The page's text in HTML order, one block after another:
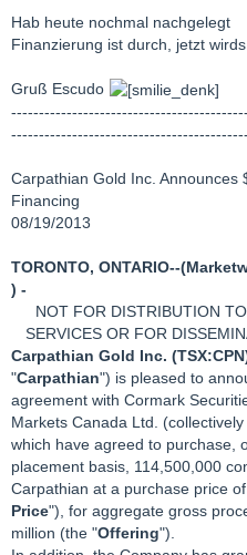
Hab heute nochmal nachgelegt
Finanzierung ist durch, jetzt
Gruß Escudo
Carpathian Gold Inc. Announces
Financing
08/19/2013
TORONTO, ONTARIO--
) -
NOT FOR DISTRIBUTION
SERVICES OR FOR
Carpathian Gold Inc.
"Carpathian") is pleased to
agreement with Cormark
Markets Canada Ltd.
which have agreed to purchase,
placement basis, 114,500,000
Carpathian at a purchase price
Price"), for aggregate gross
million (the "Offering").